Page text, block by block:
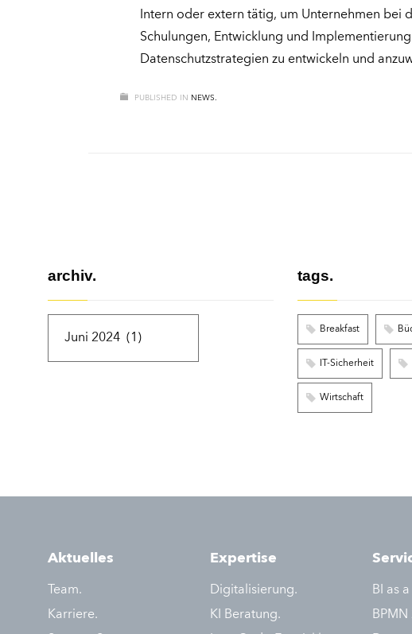
Intern oder extern tätig, um Unternehmen bei
Schulungen, Entwicklung und
Datenschutzstrategien zu entwickeln und
PUBLISHED IN NEWS.
archiv. tags.
Breakfast
IT-Sicherheit
Wirtschaft
Aktuelles
Team.
Karriere.
Expertise
Digitalisierung.
KI Beratung.
BI as